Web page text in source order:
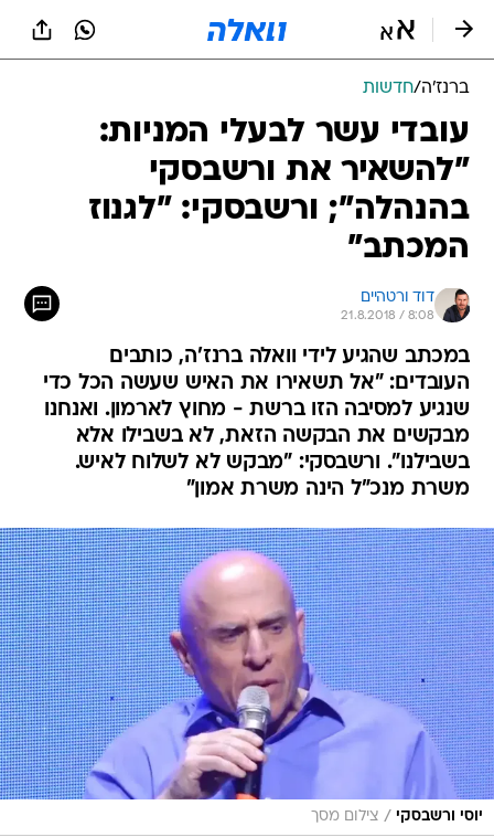
ברנז'ה/חדשות
עובדי עשר לבעלי המניות:
"להשאיר את ורשבסקי
בהנהלה"; ורשבסקי: "לגנוז
המכתב"
דוד ורטהיים
21.8.2018 / 8:08
במכתב שהגיע לידי וואלה ברנז'ה, כותבים
העובדים: "אל תשאירו את האיש שעשה הכל כדי
שנגיע למסיבה הזו ברשת - מחוץ לארמון. ואנחנו
מבקשים את הבקשה הזאת, לא בשבילו אלא
בשבילנו". ורשבסקי: "מבקש לא לשלוח לאיש.
משרת מנכ"ל הינה משרת אמון"
יוסי ורשבסקי / צילום מסך